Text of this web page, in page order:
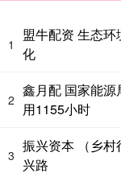
1
盟牛配资 生态
化
2
鑫月配 国家能
用1155小时
3
振兴资本 （乡村
兴路